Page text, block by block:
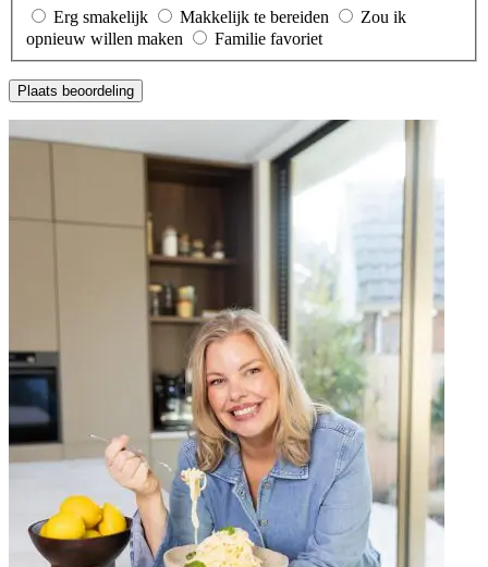
Erg smakelijk
Makkelijk te bereiden
Zou ik
opnieuw willen maken
Familie favoriet
Plaats beoordeling